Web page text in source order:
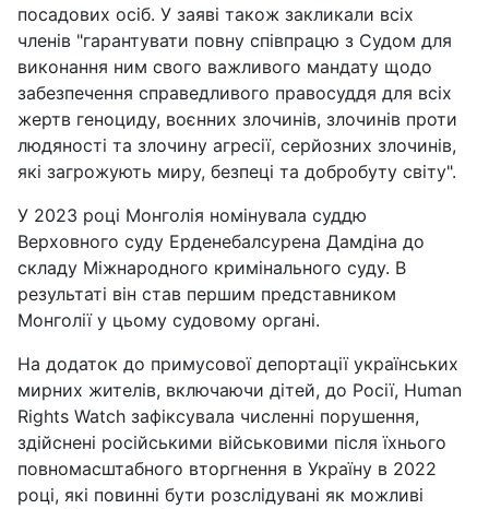
посадових осіб. У заяві також закликали всіх
членів "гарантувати повну співпрацю з Судом для
виконання ним свого важливого мандату щодо
забезпечення справедливого правосуддя для всіх
жертв геноциду, воєнних злочинів, злочинів проти
людяності та злочину агресії, серйозних злочинів,
які загрожують миру, безпеці та добробуту світу".
У 2023 році Монголія номінувала суддю
Верховного суду Ерденебалсурена Дамдіна до
складу Міжнародного кримінального суду. В
результаті він став першим представником
Монголії у цьому судовому органі.
На додаток до примусової депортації українських
мирних жителів, включаючи дітей, до Росії, Human
Rights Watch зафіксувала численні порушення,
здійснені російськими військовими після їхнього
повномасштабного вторгнення в Україну в 2022
році, які повинні бути розслідувані як можливі